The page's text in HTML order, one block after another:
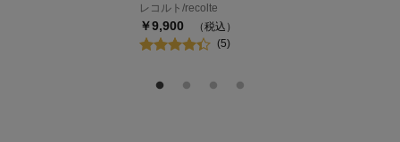
レコルト/recolte
￥9,900
（税込）
(5)